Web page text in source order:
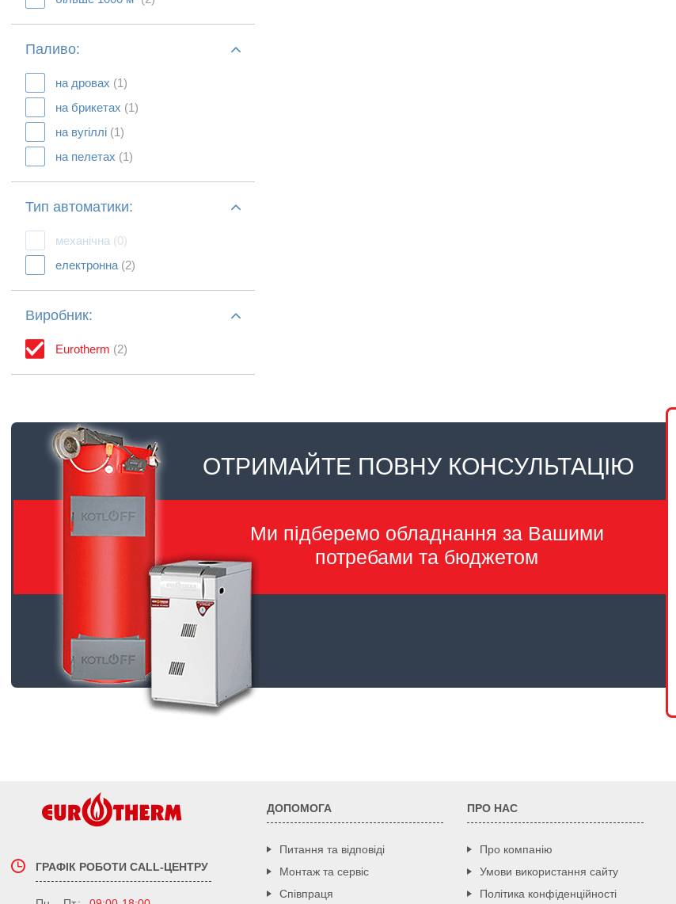
Паливо:
на дровах (1)
на брикетах (1)
на вугіллі (1)
на пелетах (1)
Тип автоматики:
механічна (0)
електронна (2)
Виробник:
Eurotherm (2)
ОТРИМАЙТЕ ПОВНУ КОНСУЛЬТАЦІЮ
Ми підберемо обладнання за Вашими
потребами та бюджетом
ГРАФІК РОБОТИ CALL-ЦЕНТРУ
ДОПОМОГА
Питання та відповіді
Монтаж та сервіс
Співпраця
ПРО НАС
Про компанію
Умови використання сайту
Політика конфіденційності